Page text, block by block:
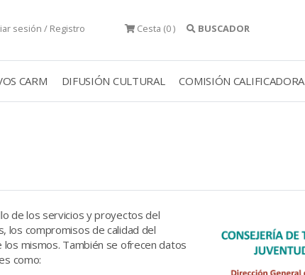
sesión / Registro Cesta (0 ) BUSCADOR
CARM DIFUSIÓN CULTURAL COMISIÓN CALIFICADORA
de los servicios y proyectos del
los compromisos de calidad del
los mismos. También se ofrecen datos
como: